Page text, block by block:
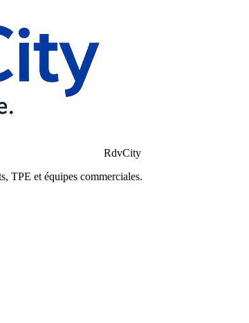
RdvCity
TPE et équipes commerciales.